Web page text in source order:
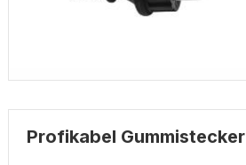
Profikabel Gummistecker